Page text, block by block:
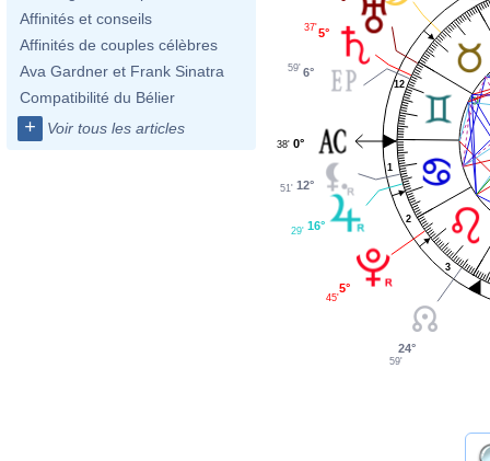
Affinités et conseils
Affinités de couples célèbres
Ava Gardner et Frank Sinatra
Compatibilité du Bélier
+ Voir tous les articles
1
2
3
12
5°
37'
6°
59'
0°
38'
12°
51'
16°
29'
5°
45'
24°
59'